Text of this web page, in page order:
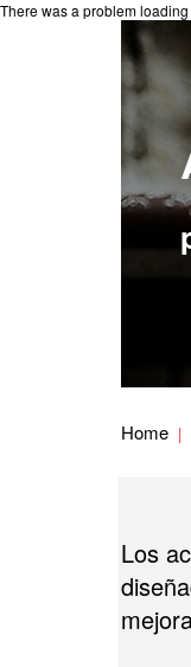
There was a problem
Home
Los